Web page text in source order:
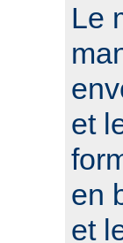
Le
et
en
et